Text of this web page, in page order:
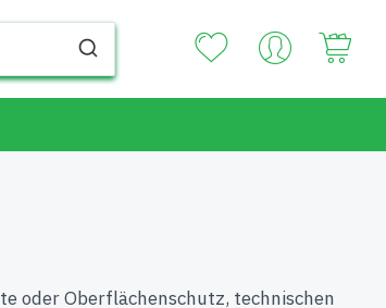
oder Oberflächenschutz, technischen